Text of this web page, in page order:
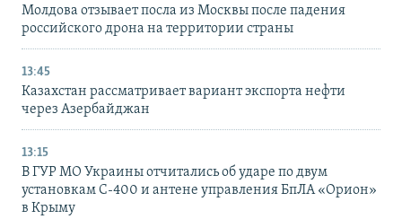
Молдова отзывает посла из Москвы после падения
российского дрона на территории страны
13:45
Казахстан рассматривает вариант экспорта нефти
через Азербайджан
13:15
В ГУР МО Украины отчитались об ударе по двум
установкам С-400 и антене управления БпЛА «Орион»
в Крыму